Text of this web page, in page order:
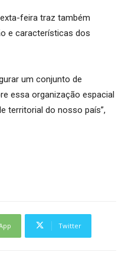
feira traz também
e características dos
um conjunto de
essa organização espacial
territorial do nosso país”,
Twitter